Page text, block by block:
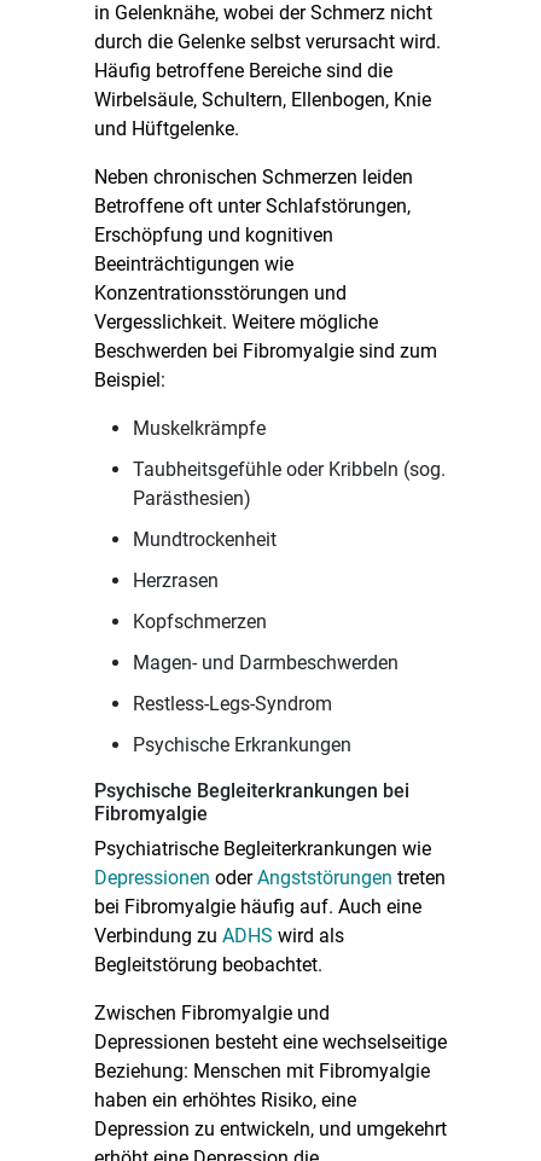
in Gelenknähe, wobei der Schmerz nicht
durch die Gelenke selbst verursacht wird.
Häufig betroffene Bereiche sind die
Wirbelsäule, Schultern, Ellenbogen, Knie
und Hüftgelenke.
Neben chronischen Schmerzen leiden
Betroffene oft unter Schlafstörungen,
Erschöpfung und kognitiven
Beeinträchtigungen wie
Konzentrationsstörungen und
Vergesslichkeit. Weitere mögliche
Beschwerden bei Fibromyalgie sind zum
Beispiel:
Muskelkrämpfe
Taubheitsgefühle oder Kribbeln (sog.
Parästhesien)
Mundtrockenheit
Herzrasen
Kopfschmerzen
Magen- und Darmbeschwerden
Restless-Legs-Syndrom
Psychische Erkrankungen
Psychische Begleiterkrankungen bei
Fibromyalgie
Psychiatrische Begleiterkrankungen wie
Depressionen oderAngststörungen treten
bei Fibromyalgie häufig auf. Auch eine
Verbindung zu ADHS wird als
Begleitstörung beobachtet.
Zwischen Fibromyalgie und
Depressionen besteht eine wechselseitige
Beziehung: Menschen mit Fibromyalgie
haben ein erhöhtes Risiko, eine
Depression zu entwickeln, und umgekehrt